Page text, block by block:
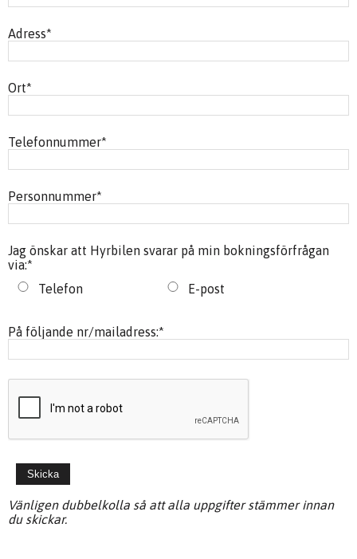
Adress*
Ort*
Telefonnummer*
Personnummer*
Jag önskar att Hyrbilen svarar på min bokningsförfrågan
via:*
Telefon
E-post
På följande nr/mailadress:*
Vänligen dubbelkolla så att alla uppgifter stämmer innan
du skickar.